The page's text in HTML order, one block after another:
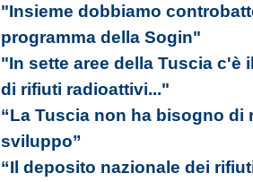
"Insieme dobbiamo
programma della Sogin"
"In sette aree della Tuscia
di rifiuti radioattivi..."
“La Tuscia non ha bisogno di
sviluppo”
“Il deposito nazionale dei